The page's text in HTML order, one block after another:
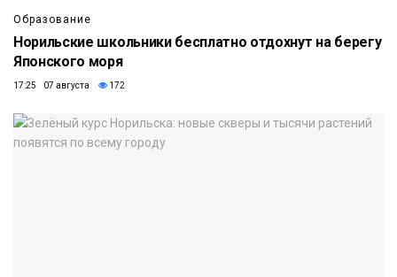
Образование
Норильские школьники бесплатно отдохнут на берегу
Японского моря
17:25 07 августа 172